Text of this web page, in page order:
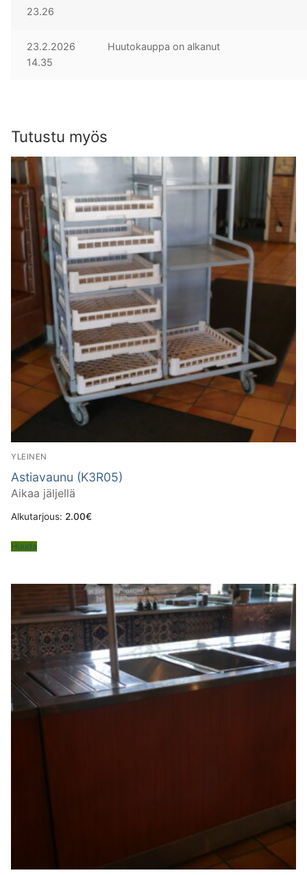
23.26
23.2.2026
14.35
Huutokauppa on alkanut
Tutustu myös
YLEINEN
Astiavaunu (K3R05)
Aikaa jäljellä
Alkutarjous: 2.00€
Huuda